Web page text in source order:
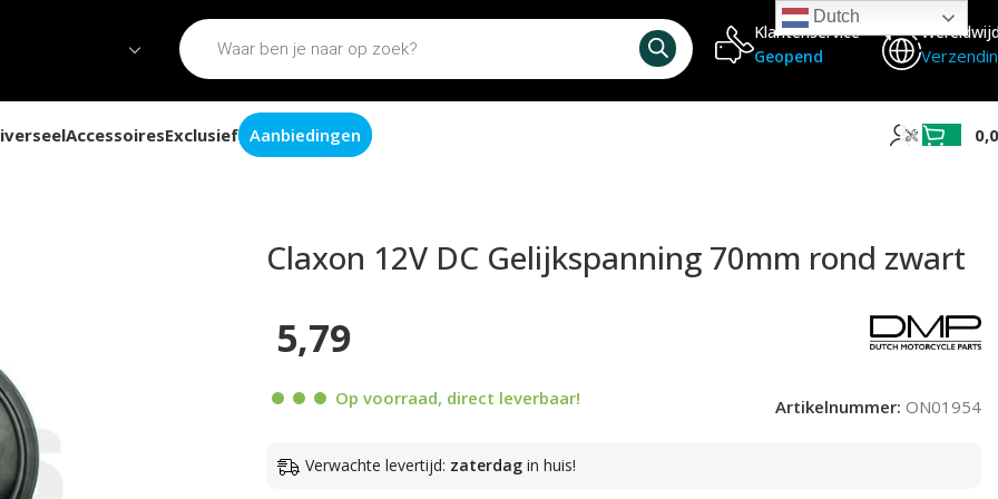
Klantenservice
Geopend
AccessoiresExclusief Aanbiedingen
Claxon 12V DC Gelijkspanning 70mm rond zwart
5,79
Op voorraad, direct leverbaar! Artikelnummer: ON01954
Verwachte levertijd: zaterdagin huis!
Dutch